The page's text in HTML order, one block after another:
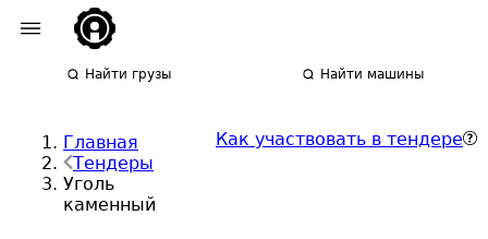
Найти грузы Найти машины
Главная
Тендеры
Уголь
каменный
Как участвовать в тендере